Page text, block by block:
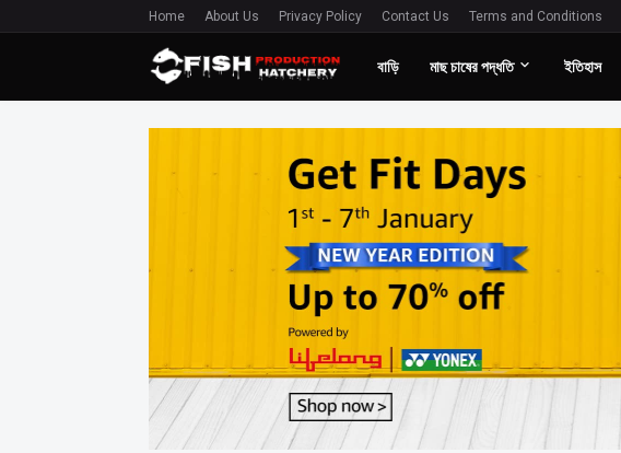
Home About Us Privacy Policy Contact Us Terms and Conditions
বাড়ি মাছ চাষের পদ্ধতি ইতিহাস